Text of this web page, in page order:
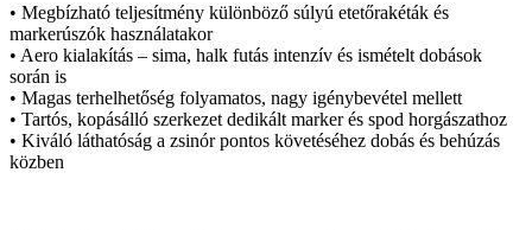
• Megbízható teljesítmény különböző súlyú etetőrakéták és
markerúszók használatakor
• Aero kialakítás – sima, halk futás intenzív és ismételt dobások
során is
• Magas terhelhetőség folyamatos, nagy igénybevétel mellett
• Tartós, kopásálló szerkezet dedikált marker és spod horgászathoz
• Kiváló láthatóság a zsinór pontos követéséhez dobás és behúzás
közben